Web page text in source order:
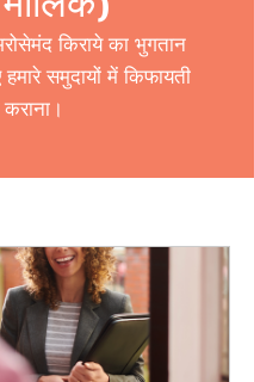
किराये का भुगतान
समुदायों में किफायती